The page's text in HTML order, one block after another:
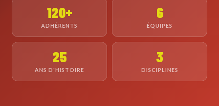
120+
ADHÉRENTS
6
ÉQUIPES
25
ANS D'HISTOIRE
3
DISCIPLINES